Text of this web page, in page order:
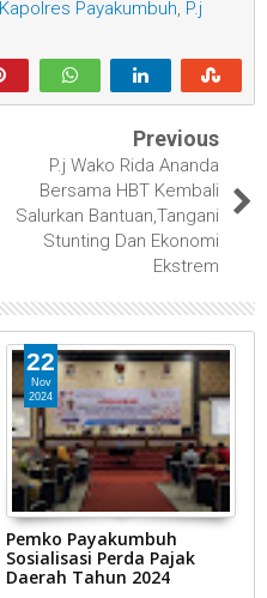
Payakumbuh P.j
Previous
P.j Wako Rida Ananda
Bersama HBT Kembali
Salurkan Bantuan,Tangani
Stunting Dan Ekonomi
Ekstrem
22
Nov
2024
Pemko Payakumbuh
Sosialisasi Perda Pajak
Daerah Tahun 2024